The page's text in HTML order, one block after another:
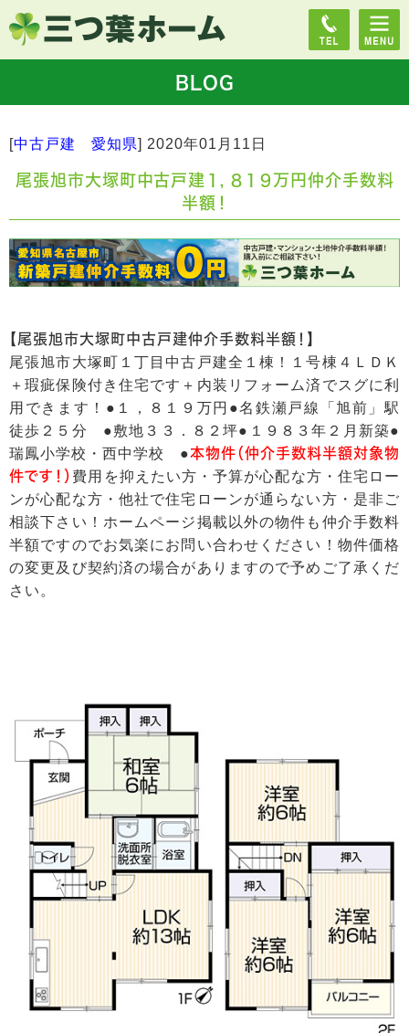
BLOG
[中古戸建 愛知県] 2020年01月11日
尾張旭市大塚町中古戸建１，８１９万円仲介手数料
半額！
【尾張旭市大塚町中古戸建仲介手数料半額！】
尾張旭市大塚町１丁目中古戸建全１棟！１号棟４ＬＤＫ
＋瑕疵保険付き住宅です＋内装リフォーム済でスグに利
用できます！●１，８１９万円●名鉄瀬戸線「旭前」駅
徒歩２５分 ●敷地３３．８２坪●１９８３年２月新築●
瑞鳳小学校・西中学校 ●本物件（仲介手数料半額対象物
件です！） 費用を抑えたい方・予算が心配な方・住宅ロー
ンが心配な方・他社で住宅ローンが通らない方・是非ご
相談下さい！ホームページ掲載以外の物件も仲介手数料
半額ですのでお気楽にお問い合わせください！物件価格
の変更及び契約済の場合がありますので予めご了承くだ
さい。